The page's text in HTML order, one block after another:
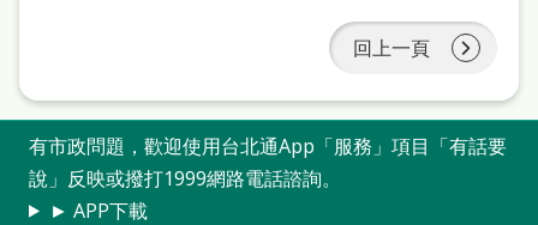
彙
台
北
回上一頁
有市政問題，歡迎使用台北通App「服務」項目「有話要
說」反映或撥打1999網路電話諮詢。
► APP下載